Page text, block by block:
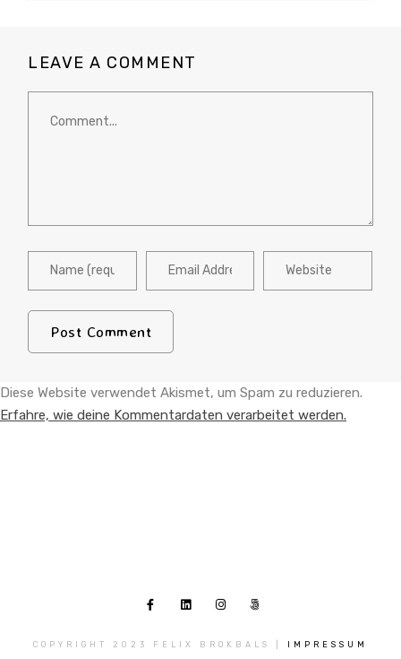
LEAVE A COMMENT
Diese Website verwendet Akismet, um Spam zu reduzieren.
Erfahre, wie deine Kommentardaten verarbeitet werden.
COPYRIGHT 2023 FELIX BROKBALS | IMPRESSUM